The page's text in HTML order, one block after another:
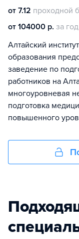
от 7.12 проходной
от 104000 р. за год
Алтайский
образования
заведение по
работников на
многоуровневая
подготовка
повышенного